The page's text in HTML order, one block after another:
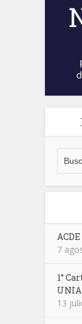
7
1°
13